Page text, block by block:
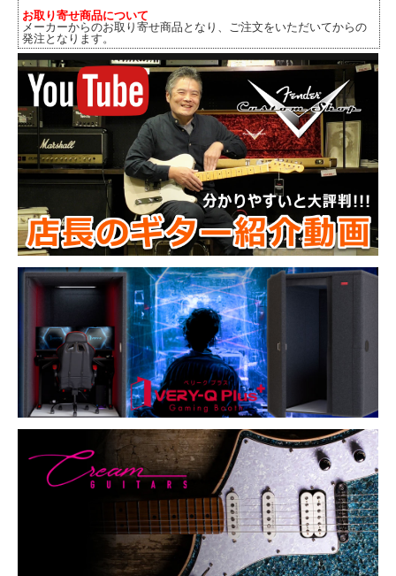
お取り寄せ商品について
メーカーからのお取り寄せ商品となり、ご注文をいただいてからの
発注となります。